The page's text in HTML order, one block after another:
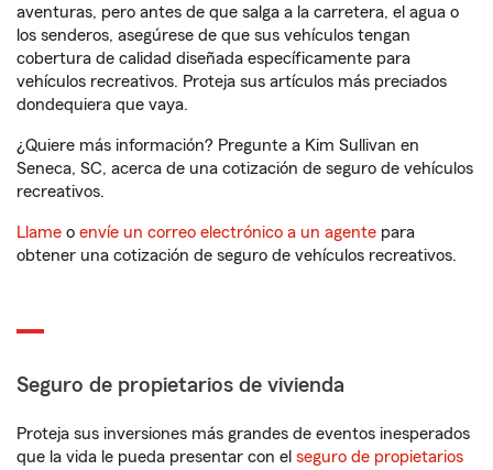
aventuras, pero antes de que salga a la carretera, el agua o
los senderos, asegúrese de que sus vehículos tengan
cobertura de calidad diseñada específicamente para
vehículos recreativos. Proteja sus artículos más preciados
dondequiera que vaya.
¿Quiere más información? Pregunte a Kim Sullivan en
Seneca, SC, acerca de una cotización de seguro de vehículos
recreativos.
Llame o envíe un correo electrónico a un agente para
obtener una cotización de seguro de vehículos recreativos.
Seguro de propietarios de vivienda
Proteja sus inversiones más grandes de eventos inesperados
que la vida le pueda presentar con el seguro de propietarios